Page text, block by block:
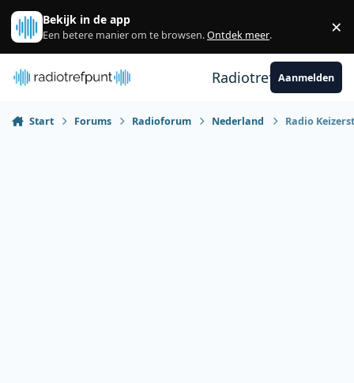
Spring naar bijdragen
Bekijk in de app
Een betere manier om te browsen.Ontdek meer. ×
RadiotrefpuntAanmelden
Start Forums Radioforum Nederland Radio